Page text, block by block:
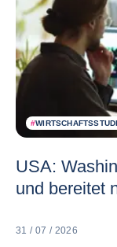
#
USA:
und bereitet
31 / 07 / 2026